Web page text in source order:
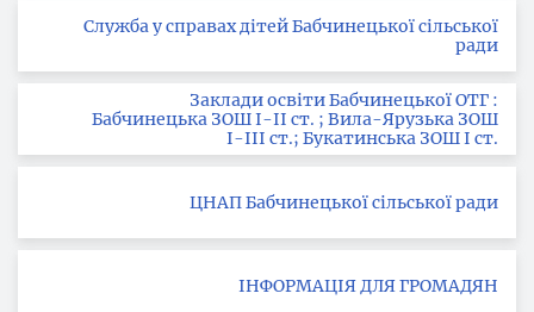
Служба у справах дітей Бабчинецької сільської
ради
Заклади освіти Бабчинецької ОТГ :
Бабчинецька ЗОШ І-ІІ ст. ; Вила-Ярузька ЗОШ
І-ІІІ ст.; Букатинська ЗОШ І ст.
ЦНАП Бабчинецької сільської ради
ІНФОРМАЦІЯ ДЛЯ ГРОМАДЯН